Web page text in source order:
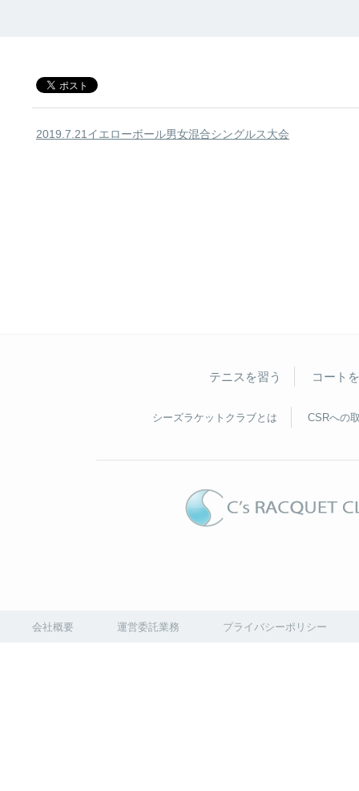
2019.7.21イエローボール男女混合シングルス大会
テニスを習う コート
シーズラケットクラブとは CSRへの
会社概要 運営委託業務 プライバシーポリシー